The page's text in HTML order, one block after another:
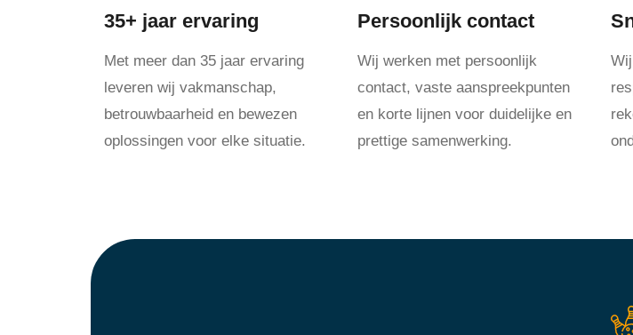
35+ jaar ervaring
Met meer dan 35 jaar ervaring
leveren wij vakmanschap,
betrouwbaarheid en bewezen
oplossingen voor elke situatie.
Persoonlijk contact
Wij werken met persoonlijk
contact, vaste aanspreekpunten
en korte lijnen voor duidelijke en
prettige samenwerking.